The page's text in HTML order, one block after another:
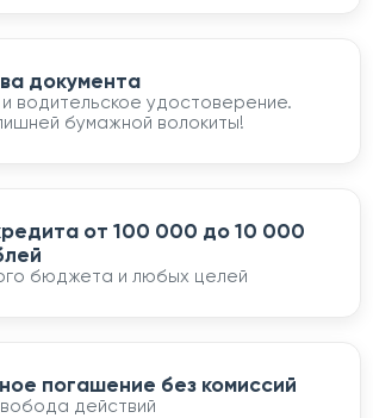
документа
водительское удостоверение.
бумажной волокиты!
от 100 000 до 10 000
бюджета и любых целей
погашение без комиссий
действий